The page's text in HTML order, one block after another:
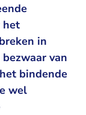
het
in
van
bindende
wel